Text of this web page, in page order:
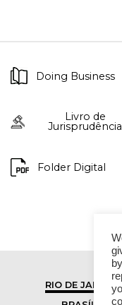
Doing Business
Livro de
Jurisprudência
Folder Digital
RIO DE JANEIRO